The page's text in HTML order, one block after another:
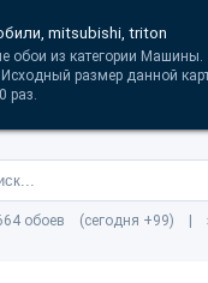
mitsubishi, triton
обои из категории
размер данной
раз.
обоев (сегодня +99) |